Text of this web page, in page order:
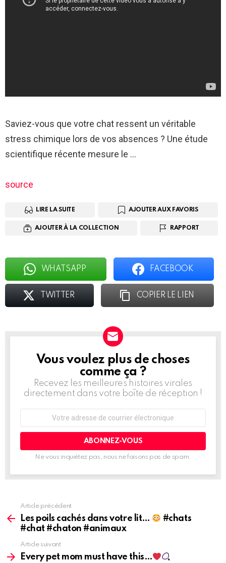
Saviez-vous que votre chat ressent un véritable
stress chimique lors de vos absences ? Une étude
scientifique récente mesure le …
source
LIRE LA SUITE AJOUTER AUX FAVORIS
AJOUTER À LA COLLECTION RAPPORT
WHATSAPP FACEBOOK
TWITTER COPIER LE LIEN
BULLETIN
D'INFORMATION
Vous voulez plus de choses
comme ça ?
Recevez les meilleures histoires virales
directement dans votre boîte de réception !
courrier
Ne vous inquiétez pas, nous ne faisons pas de spam.
Voir
plus
d'informations
Article précédent
Les poils cachés dans votre lit…
#chats
#chat #chaton #animaux
Article suivant
Every pet mom must have this…